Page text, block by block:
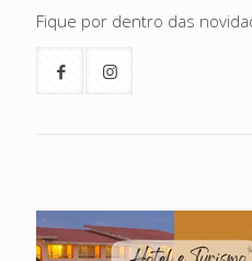
Fique por dentro das